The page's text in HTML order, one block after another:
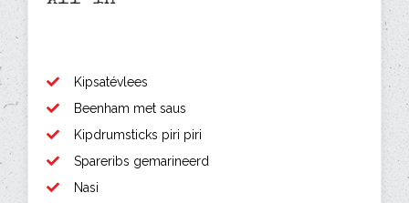
Kipsatévlees
Beenham met saus
Kipdrumsticks piri piri
Spareribs gemarineerd
Nasi